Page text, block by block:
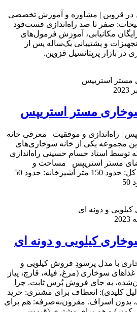
در قزوین | مشاوره و آموزش تخصصی
صفر تا صد راه‌اندازی فست‌فود
مکانیابی، آموزش فرمول‌های
و پشتیبانی یک‌ساله پس از
در بازار پرپتانسیل قزوین.
مستر استریپس
| راه‌اندازی و موفقیت معرفی خانه
مجموعه یکی از خانه سوخاری‌های
توسط استاد حسام حسینی راه‌اندازی
مستر استریپس مساحت و
بخش‌های مختلف مساحت کل: حدود 150 متر آشپزخانه: حدود 50
کیلویی و دونه ای
با مدل پرسودِ فروش کیلویی و
سوخاری (مرغ، فیله، قارچ، پیاز
به جای فروش پُرس ثابت. چرا
مدل موفق است؟ (۴ دلیل کلیدی): انعطاف برای مشتری: خرید
بدون اسراف. مقرون‌به‌صرفه: هم برای